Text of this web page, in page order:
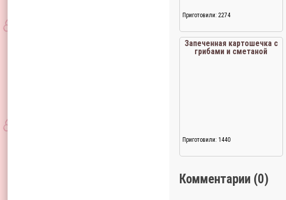
Приготовили: 2274
Запеченная картошечка с
грибами и сметаной
Приготовили: 1440
Комментарии (0)